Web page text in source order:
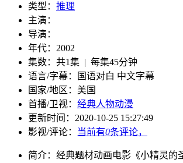
类型： 推理
主演：
导演：
年代： 2002
集数： 共1集 | 每集45分钟
语言/字幕：
国语对白 中文字幕
国家/地区： 美国
首播/卫视： 经典人物动漫
更新时间： 2020-10-25 15:27:49
影视/评论：
当前有0条评论，
简介： 经典题材动画电影《小精灵的